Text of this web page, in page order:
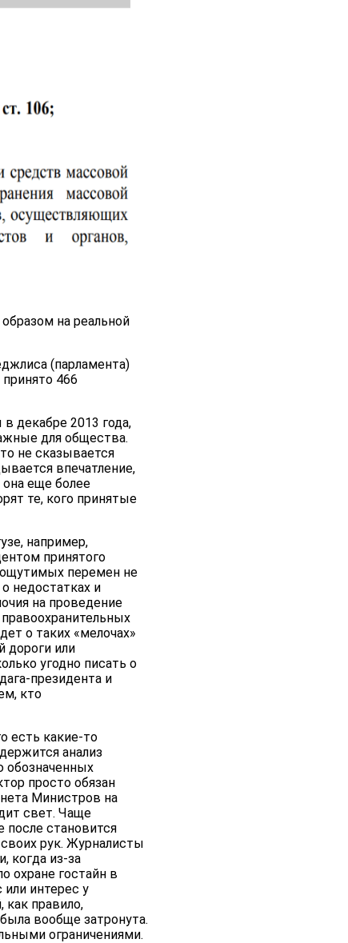
на реальной
(парламента)
466
декабре 2013 года,
для общества.
не сказывается
впечатление,
она еще более
те, кого принятые
например,
принятого
перемен не
недостатках и
на проведение
о таких «мелочах»
дороги или
угодно писать о
президента и
кто
есть какие-то
анализ
обозначенных
просто обязан
Министров на
свет. Чаще
после становится
рук. Журналисты
когда из-за
охране гостайн в
интерес у
как правило,
вообще затронута.
ограничениями.